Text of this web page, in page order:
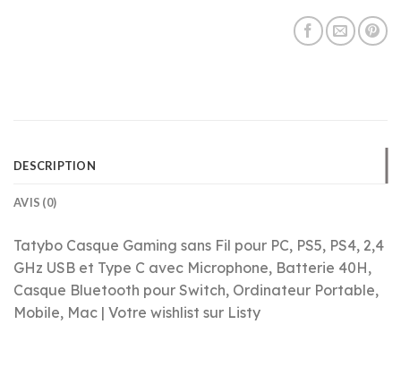
DESCRIPTION
AVIS (0)
Tatybo Casque Gaming sans Fil pour PC, PS5, PS4, 2,4
GHz USB et Type C avec Microphone, Batterie 40H,
Casque Bluetooth pour Switch, Ordinateur Portable,
Mobile, Mac | Votre wishlist sur Listy